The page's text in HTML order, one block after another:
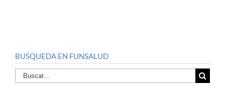
BUSQUEDA EN FUNSALUD
Buscar
por: